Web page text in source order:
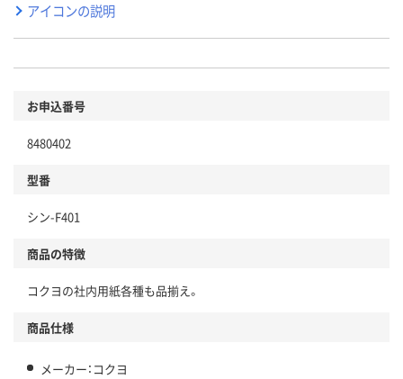
アイコンの説明
お申込番号
8480402
型番
シン-F401
商品の特徴
コクヨの社内用紙各種も品揃え。
商品仕様
メーカー：コクヨ